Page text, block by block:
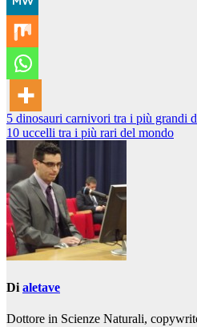
Navigazione
articoli
5 dinosauri carnivori tra i più grandi
10 uccelli tra i più rari del mondo
Di aletave
Dottore in Scienze Naturali,